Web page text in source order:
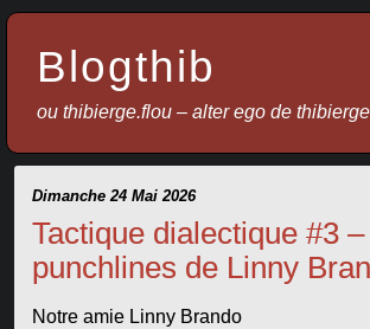
Blogthib
ou thibierge.flou – alter ego de
Dimanche 24 Mai 2026
Tactique dialectique #3
punchlines de Linny
Notre amie Linny Brando